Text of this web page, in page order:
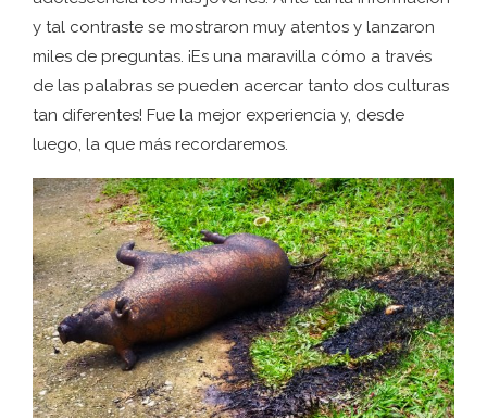
y tal contraste se mostraron muy atentos y lanzaron
miles de preguntas. ¡Es una maravilla cómo a través
de las palabras se pueden acercar tanto dos culturas
tan diferentes! Fue la mejor experiencia y, desde
luego, la que más recordaremos.